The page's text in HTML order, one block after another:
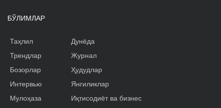
БЎЛИМЛАР
Таҳлил
Трендлар
Бозорлар
Интервью
Мулоҳаза
Дунёда
Журнал
Ҳудудлар
Янгиликлар
Иқтисодиёт ва бизнес